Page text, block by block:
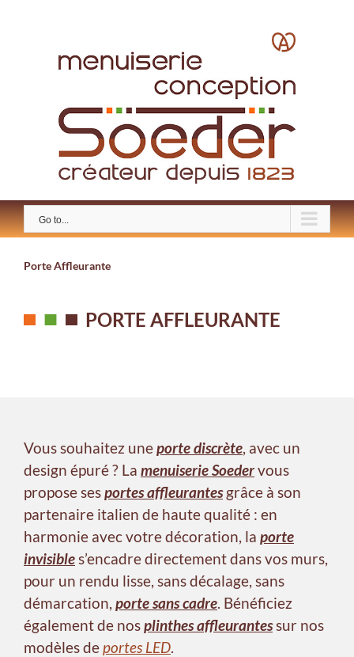
Go to...
Porte Affleurante
PORTE AFFLEURANTE
Vous souhaitez uneporte discrète, avec un
design épuré ? La menuiserie Soedervous
propose sesportes affleurantesgrâce à son
partenaire italien de haute qualité : en
harmonie avec votre décoration, la porte
invisibles’encadre directement dans vos murs,
pour un rendu lisse, sans décalage, sans
démarcation, porte sans cadre. Bénéficiez
également de nosplinthes affleurantessur nos
modèles deportes LED.